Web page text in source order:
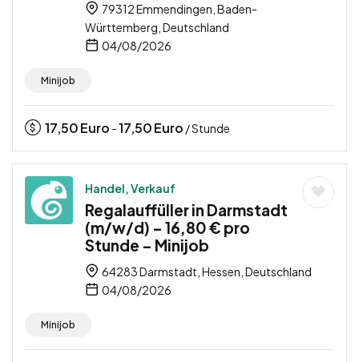
79312 Emmendingen, Baden-
Württemberg, Deutschland
04/08/2026
Minijob
17,50Euro -17,50Euro / Stunde
Handel, Verkauf
Regalauffüller in Darmstadt
(m/w/d) – 16,80 € pro
Stunde – Minijob
64283 Darmstadt, Hessen, Deutschland
04/08/2026
Minijob